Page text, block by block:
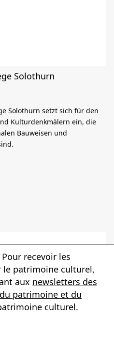
Solothurn
Solothurn setzt sich für den
Kulturdenkmälern ein, die
Bauweisen und
Pour recevoir les
le patrimoine culturel,
aux newsletters des
patrimoine et du
culturel.